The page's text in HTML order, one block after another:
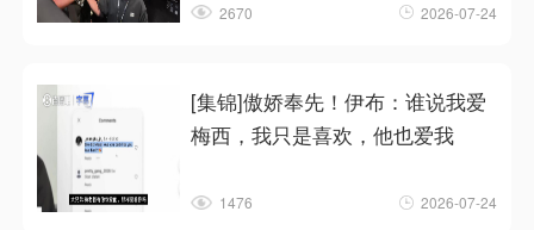
2670 2026-07-24
[集锦]傲娇奉先！伊布：谁说我爱
梅西，我只是喜欢，他也爱我
1476 2026-07-24